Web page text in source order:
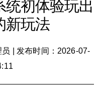
统初体验玩出
新玩法
员
发布时间：2026-07-